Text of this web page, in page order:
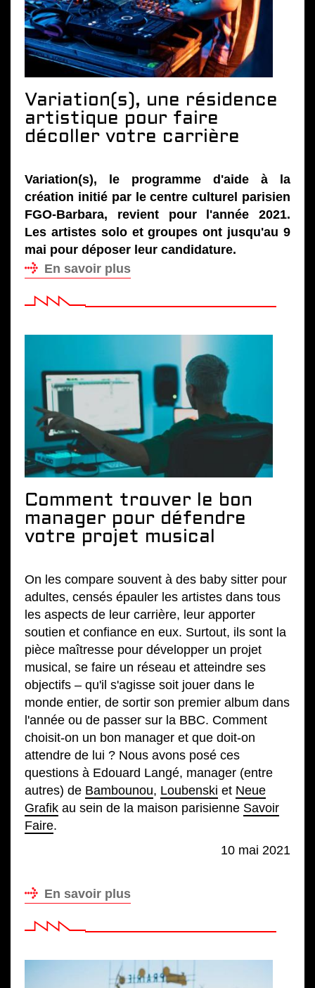
Variation(s), une résidence
artistique pour faire
décoller votre carrière
Variation(s), le programme d'aide à la
création initié par le centre culturel parisien
FGO-Barbara, revient pour l'année 2021.
Les artistes solo et groupes ont jusqu'au 9
mai pour déposer leur candidature.
En savoir plus
Comment trouver le bon
manager pour défendre
votre projet musical
On les compare souvent à des baby sitter pour
adultes, censés épauler les artistes dans tous
les aspects de leur carrière, leur apporter
soutien et confiance en eux. Surtout, ils sont la
pièce maîtresse pour développer un projet
musical, se faire un réseau et atteindre ses
objectifs – qu'il s'agisse soit jouer dans le
monde entier, de sortir son premier album dans
l'année ou de passer sur la BBC. Comment
choisit-on un bon manager et que doit-on
attendre de lui ? Nous avons posé ces
questions à Edouard Langé, manager (entre
autres) de Bambounou, Loubenski et Neue
Grafik au sein de la maison parisienne Savoir
Faire.
10 mai 2021
En savoir plus